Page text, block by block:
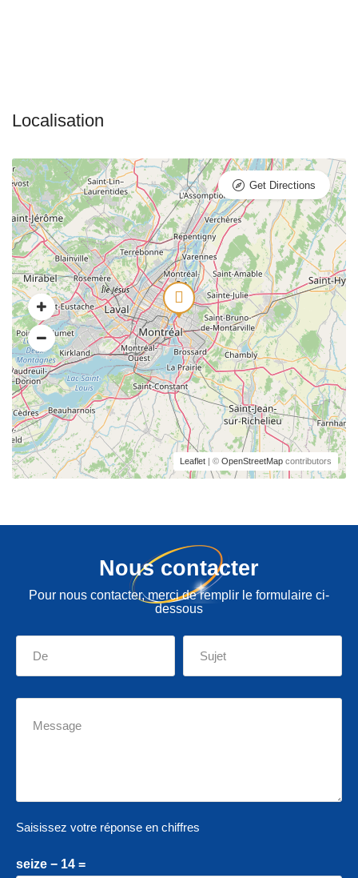
Leaflet | © OpenStreetMap contributors
Get Directions
Nous contacter
Pour nous contacter, merci de remplir le formulaire ci-
dessous
Saisissez votre réponse en chiffres
seize − 14 =